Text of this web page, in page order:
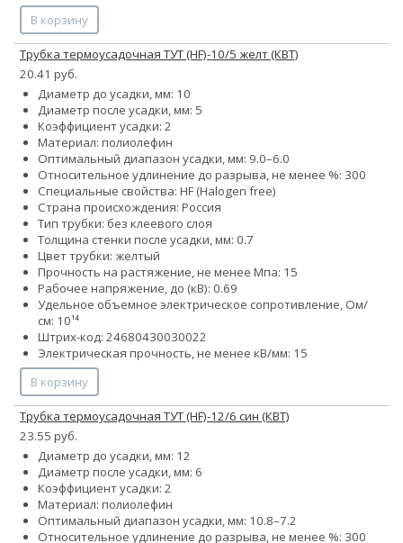
В корзину
Трубка термоусадочная ТУТ (HF)-10/5 желт (КВТ)
20.41 руб.
Диаметр до усадки, мм: 10
Диаметр после усадки, мм: 5
Коэффициент усадки: 2
Материал: полиолефин
Оптимальный диапазон усадки, мм: 9.0–6.0
Относительное удлинение до разрыва, не менее %: 300
Специальные свойства: HF (Halogen free)
Страна происхождения: Россия
Тип трубки: без клеевого слоя
Толщина стенки после усадки, мм: 0.7
Цвет трубки: желтый
Прочность на растяжение, не менее Мпа: 15
Рабочее напряжение, до (кВ): 0.69
Удельное объемное электрическое сопротивление, Ом/
см: 10¹⁴
Штрих-код: 24680430030022
Электрическая прочность, не менее кВ/мм: 15
В корзину
Трубка термоусадочная ТУТ (HF)-12/6 син (КВТ)
23.55 руб.
Диаметр до усадки, мм: 12
Диаметр после усадки, мм: 6
Коэффициент усадки: 2
Материал: полиолефин
Оптимальный диапазон усадки, мм: 10.8–7.2
Относительное удлинение до разрыва, не менее %: 300